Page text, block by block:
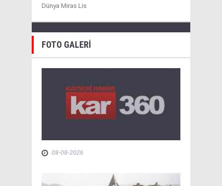
Dünya Miras Lis
FOTO GALERİ
08-08-2026